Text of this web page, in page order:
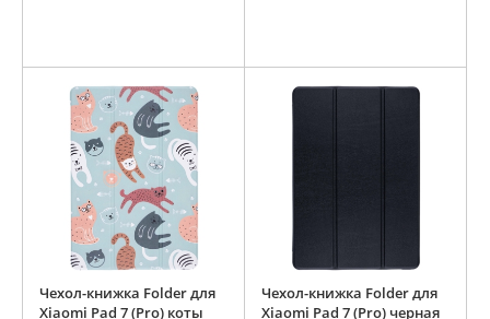
Чехол-книжка Folder для
Xiaomi Pad 7 (Pro) коты
Чехол-книжка Folder для
Xiaomi Pad 7 (Pro) черная